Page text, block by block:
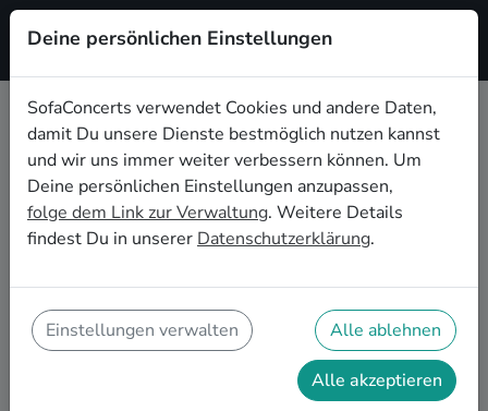
Registrieren
Lounge Live-Musik für den 30.
Geburtstag in Göttingen
Schon wieder ist ein Jahrzehnt vergangen und Dein
nächster runder Geburtstag steht an? Ein Konzert ist
auf eine ganz besondere Art und Weise zu feiern. Ob
kleine Gartenparty oder Feier mit der ganzen
Nachbarschaft: Auf SofaConcerts findest Du tolle
Lounge Live-Acts, die perfekt zu Deiner 30.
Geburtstagsfeier in Göttingen passen.
Deine persönlichen Einstellungen
SofaConcerts verwendet Cookies und andere Daten,
damit Du unsere Dienste bestmöglich nutzen kannst
und wir uns immer weiter verbessern können. Um
Deine persönlichen Einstellungen anzupassen,
folge dem Link zur Verwaltung. Weitere Details
findest Du in unserer Datenschutzerklärung.
Einstellungen verwalten Alle ablehnen
Alle akzeptieren